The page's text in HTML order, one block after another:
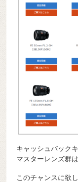
キャッシュバック
マスターレンズ群
このチャンスに欲